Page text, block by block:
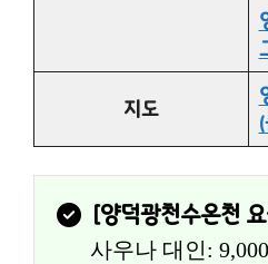
지도
[양덕광천수온천
사우나 대인: